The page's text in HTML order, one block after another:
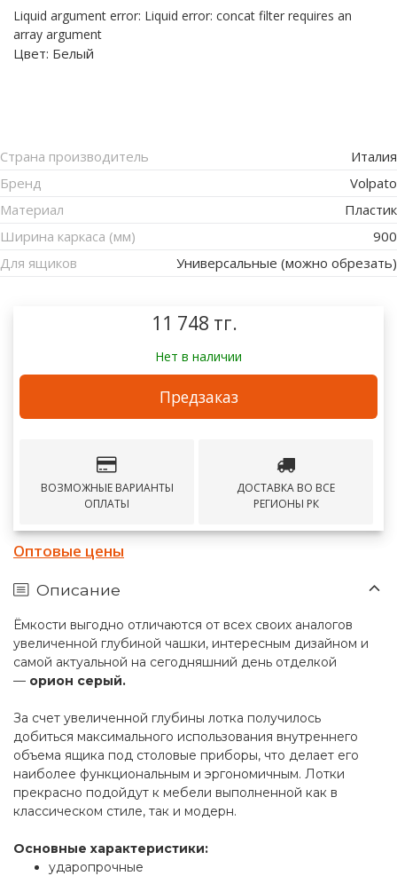
Liquid argument error: Liquid error: concat filter requires an
array argument
Цвет: Белый
Страна производитель
Италия
Бренд
Volpato
Материал
Пластик
Ширина каркаса (мм)
900
Для ящиков
Универсальные (можно обрезать)
11 748 тг.
Нет в наличии
Предзаказ
ВОЗМОЖНЫЕ ВАРИАНТЫ
ОПЛАТЫ
ДОСТАВКА ВО ВСЕ
РЕГИОНЫ РК
Оптовые цены
Описание
Ёмкости выгодно отличаются от всех своих аналогов
увеличенной глубиной чашки, интересным дизайном и
самой актуальной на сегодняшний день отделкой
— орион серый.
За счет увеличенной глубины лотка получилось
добиться максимального использования внутреннего
объема ящика под столовые приборы, что делает его
наиболее функциональным и эргономичным. Лотки
прекрасно подойдут к мебели выполненной как в
классическом стиле, так и модерн.
Основные характеристики:
ударопрочные